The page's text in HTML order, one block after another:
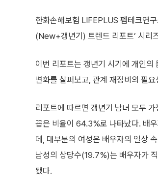
한화손해보험 LIFEPLUS 펨테크연
(New+갱년기) 트렌드 리포트’ 시리
이번 리포트는 갱년기 시기에 개인의
변화를 살펴보고, 관계 재정비의 필요
리포트에 따르면 갱년기 남녀 모두
꼽은 비율이 64.3%로 나타났다. 배
데, 대부분의 여성은 배우자의 일상
남성의 상당수(19.7%)는 배우자가
됐다.